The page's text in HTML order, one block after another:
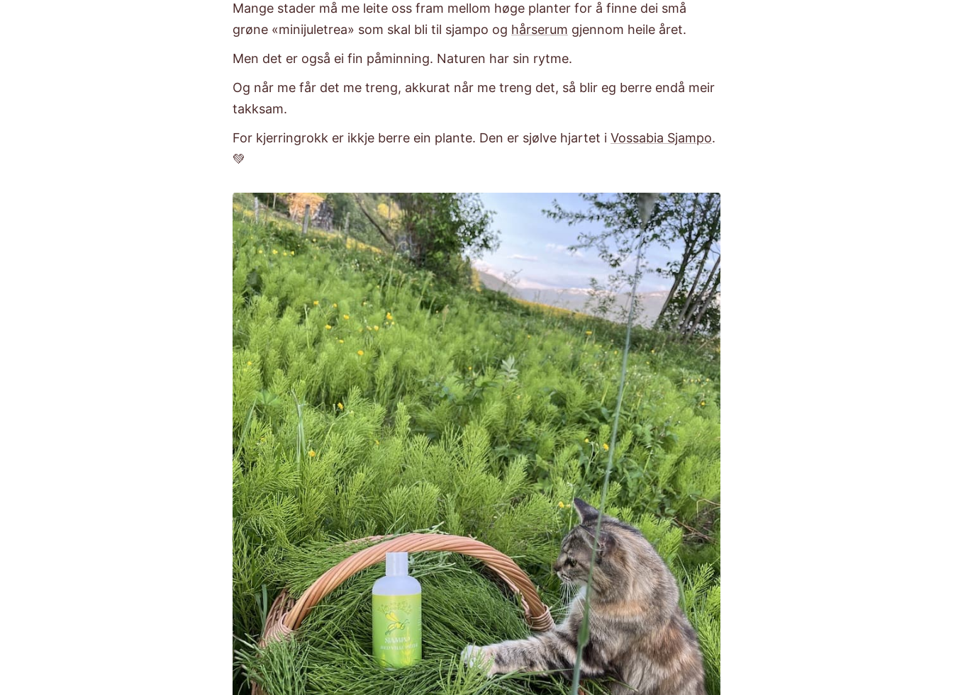
Mange stader må me leite oss fram mellom høge planter for å finne dei små
grøne «minijuletrea» som skal bli til sjampo og hårserum gjennom heile året.
​Men det er også ei fin påminning. Naturen har sin rytme.
​Og når me får det me treng, akkurat når me treng det, så blir eg berre endå meir
takksam.​
For kjerringrokk er ikkje berre ein plante. Den er sjølve hjartet i Vossabia Sjampo.
💚